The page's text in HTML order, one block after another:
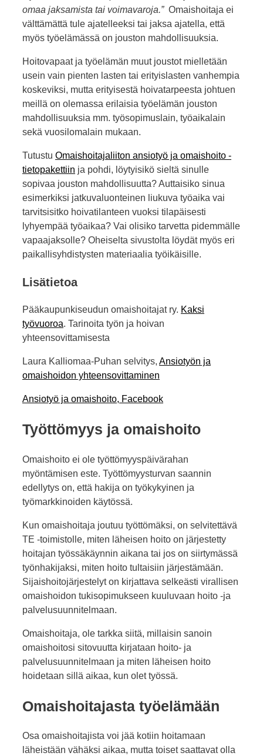
omaa jaksamista tai voimavaroja.”Omaishoitaja ei
välttämättä tule ajatelleeksi tai jaksa ajatella, että
myös työelämässä on jouston mahdollisuuksia.
Hoitovapaat ja työelämän muut joustot mielletään
usein vain pienten lasten tai erityislasten vanhempia
koskeviksi, mutta erityisestä hoivatarpeesta johtuen
meillä on olemassa erilaisia työelämän jouston
mahdollisuuksia mm. työsopimuslain, työaikalain
sekä vuosilomalain mukaan.
Tutustu Omaishoitajaliiton ansiotyö ja omaishoito -
tietopakettiin ja pohdi, löytyisikö sieltä sinulle
sopivaa jouston mahdollisuutta? Auttaisiko sinua
esimerkiksi jatkuvaluonteinen liukuva työaika vai
tarvitsisitko hoivatilanteen vuoksi tilapäisesti
lyhyempää työaikaa? Vai olisiko tarvetta pidemmälle
vapaajaksolle? Oheiselta sivustolta löydät myös eri
paikallisyhdistysten materiaalia työikäisille.
Lisätietoa
Pääkaupunkiseudun omaishoitajat ry. Kaksi
työvuoroa. Tarinoita työn ja hoivan
yhteensovittamisesta
Laura Kalliomaa-Puhan selvitys, Ansiotyön ja
omaishoidon yhteensovittaminen
Ansiotyö ja omaishoito, Facebook
Työttömyys ja omaishoito
Omaishoito ei ole työttömyyspäivärahan
myöntämisen este. Työttömyysturvan saannin
edellytys on, että hakija on työkykyinen ja
työmarkkinoiden käytössä.
Kun omaishoitaja joutuu työttömäksi, on selvitettävä
TE -toimistolle, miten läheisen hoito on järjestetty
hoitajan työssäkäynnin aikana tai jos on siirtymässä
työnhakijaksi, miten hoito tultaisiin järjestämään.
Sijaishoitojärjestelyt on kirjattava selkeästi virallisen
omaishoidon tukisopimukseen kuuluvaan hoito -ja
palvelusuunnitelmaan.
Omaishoitaja, ole tarkka siitä, millaisin sanoin
omaishoitosi sitovuutta kirjataan hoito- ja
palvelusuunnitelmaan ja miten läheisen hoito
hoidetaan sillä aikaa, kun olet työssä.
Omaishoitajasta työelämään
Osa omaishoitajista voi jää kotiin hoitamaan
läheistään vähäksi aikaa, mutta toiset saattavat olla